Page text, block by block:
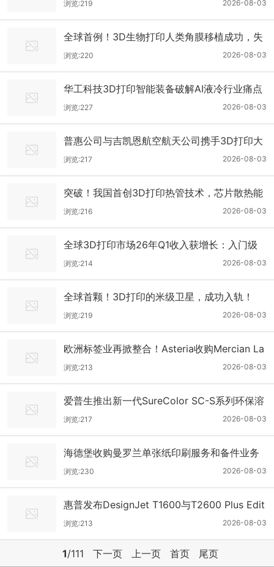
上市密集期开启
2026-08-03
浏览:219
全球首例！3D生物打印人类角膜移植成功，失
明患者重见光明
2026-08-03
浏览:220
华工科技3D打印智能装备破解AI液冷行业痛点
2026-08-03
浏览:227
普惠公司与吉凯恩航空航天公司携手3D打印大
型F135发动机机匣
2026-08-03
浏览:217
突破！我国首创3D打印热管技术，芯片散热能
力直接翻倍
2026-08-03
浏览:216
全球3D打印市场26年Q1收入获增长：入门级
增54%，工业级增23%
2026-08-03
浏览:214
全球首颗！3D打印的米级卫星，成功入轨！
2026-08-03
浏览:219
欧洲标签业再掀整合！Asteria收购Mercian La
bels
2026-08-03
浏览:213
爱普生推出新一代SureColor SC-S系列环保溶
剂打印机
2026-08-03
浏览:217
海德堡收购曼罗兰单张纸印刷服务和备件业务
2026-08-03
浏览:230
惠普发布DesignJet T1600与T2600 Plus Edit
ion系列打印机
2026-08-03
浏览:213
1/111 下一页 上一页 首页 尾页